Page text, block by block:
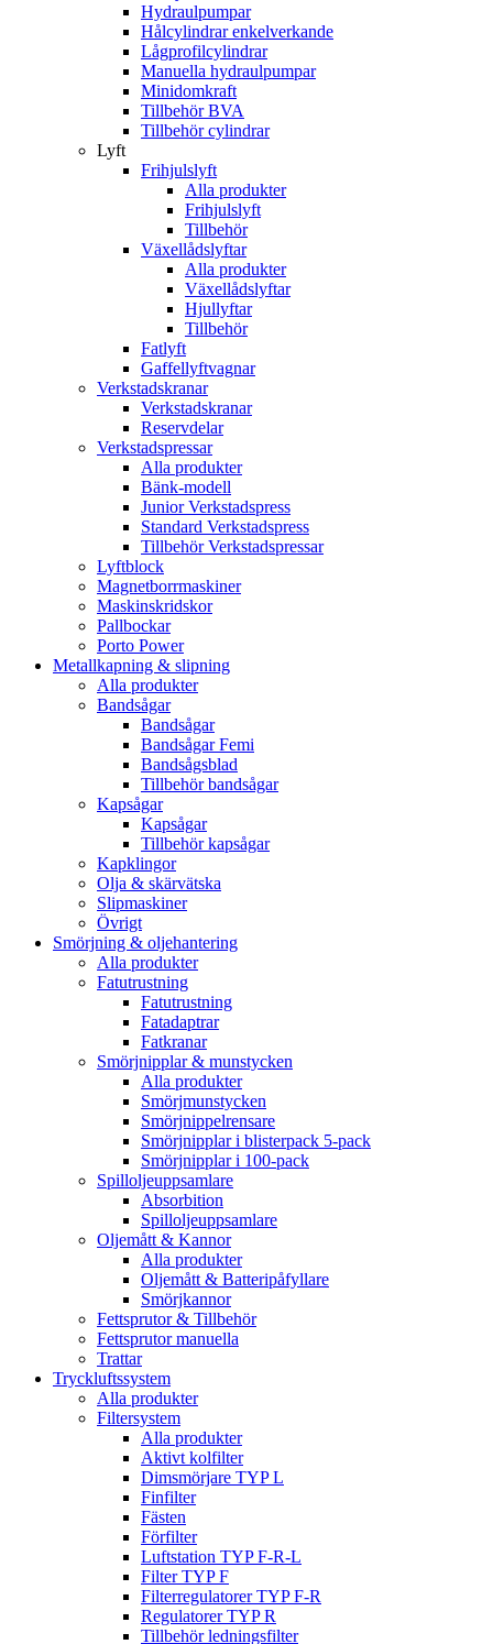
Hydraulpumpar
Hålcylindrar enkelverkande
Lågprofilcylindrar
Manuella hydraulpumpar
Minidomkraft
Tillbehör BVA
Tillbehör cylindrar
Lyft
Frihjulslyft
Alla produkter
Frihjulslyft
Tillbehör
Växellådslyftar
Alla produkter
Växellådslyftar
Hjullyftar
Tillbehör
Fatlyft
Gaffellyftvagnar
Verkstadskranar
Verkstadskranar
Reservdelar
Verkstadspressar
Alla produkter
Bänk-modell
Junior Verkstadspress
Standard Verkstadspress
Tillbehör Verkstadspressar
Lyftblock
Magnetborrmaskiner
Maskinskridskor
Pallbockar
Porto Power
Metallkapning & slipning
Alla produkter
Bandsågar
Bandsågar
Bandsågar Femi
Bandsågsblad
Tillbehör bandsågar
Kapsågar
Kapsågar
Tillbehör kapsågar
Kapklingor
Olja & skärvätska
Slipmaskiner
Övrigt
Smörjning & oljehantering
Alla produkter
Fatutrustning
Fatutrustning
Fatadaptrar
Fatkranar
Smörjnipplar & munstycken
Alla produkter
Smörjmunstycken
Smörjnippelrensare
Smörjnipplar i blisterpack 5-pack
Smörjnipplar i 100-pack
Spilloljeuppsamlare
Absorbition
Spilloljeuppsamlare
Oljemått & Kannor
Alla produkter
Oljemått & Batteripåfyllare
Smörjkannor
Fettsprutor & Tillbehör
Fettsprutor manuella
Trattar
Tryckluftssystem
Alla produkter
Filtersystem
Alla produkter
Aktivt kolfilter
Dimsmörjare TYP L
Finfilter
Fästen
Förfilter
Luftstation TYP F-R-L
Filter TYP F
Filterregulatorer TYP F-R
Regulatorer TYP R
Tillbehör ledningsfilter